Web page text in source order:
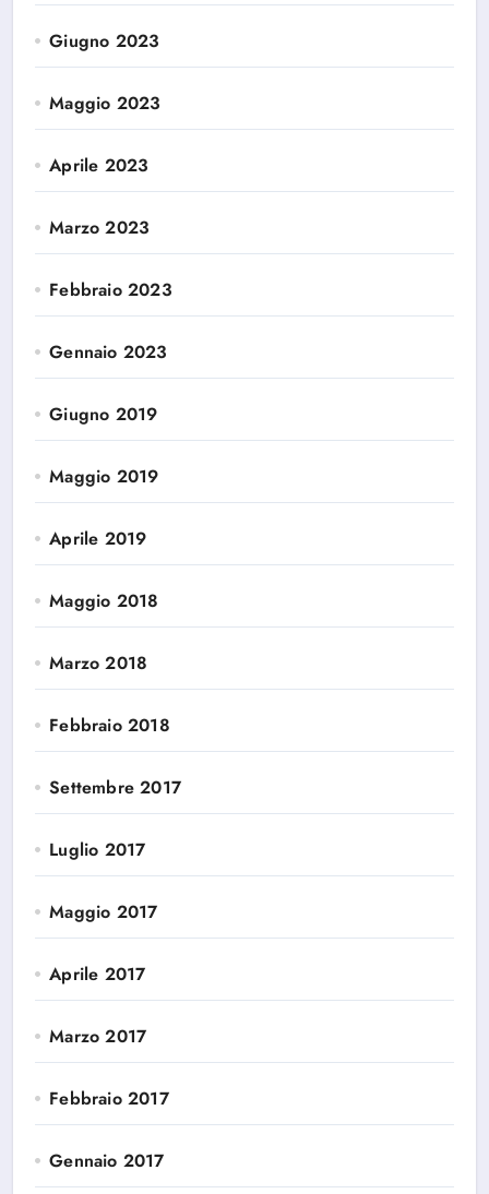
Giugno 2023
Maggio 2023
Aprile 2023
Marzo 2023
Febbraio 2023
Gennaio 2023
Giugno 2019
Maggio 2019
Aprile 2019
Maggio 2018
Marzo 2018
Febbraio 2018
Settembre 2017
Luglio 2017
Maggio 2017
Aprile 2017
Marzo 2017
Febbraio 2017
Gennaio 2017